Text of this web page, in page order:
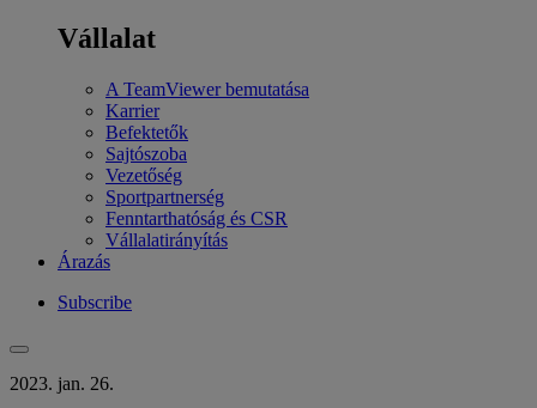
Vállalat
A TeamViewer bemutatása
Karrier
Befektetők
Sajtószoba
Vezetőség
Sportpartnerség
Fenntarthatóság és CSR
Vállalatirányítás
Árazás
Subscribe
2023. jan. 26.